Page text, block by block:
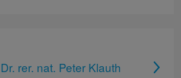
Dr. rer. nat. Peter Klauth